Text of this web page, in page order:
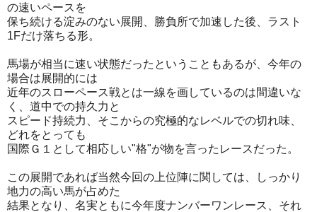
の速いペースを
保ち続ける淀みのない展開、勝負所で加速した後、ラスト
1Fだけ落ちる形。
馬場が相当に速い状態だったということもあるが、今年の
場合は展開的には
近年のスローペース戦とは一線を画しているのは間違いな
く、道中での持久力と
スピード持続力、そこからの究極的なレベルでの切れ味、
どれをとっても
国際Ｇ１として相応しい"格"が物を言ったレースだった。
この展開であれば当然今回の上位陣に関しては、しっかり
地力の高い馬が占めた
結果となり、名実ともに今年度ナンバーワンレース、それ